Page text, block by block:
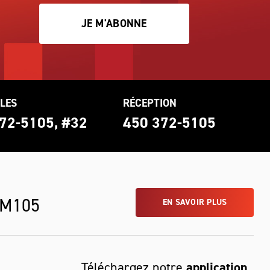
JE M'ABONNE
5105, #32
RÉCEPTION
450 372-5105
EN SAVOIR PLUS